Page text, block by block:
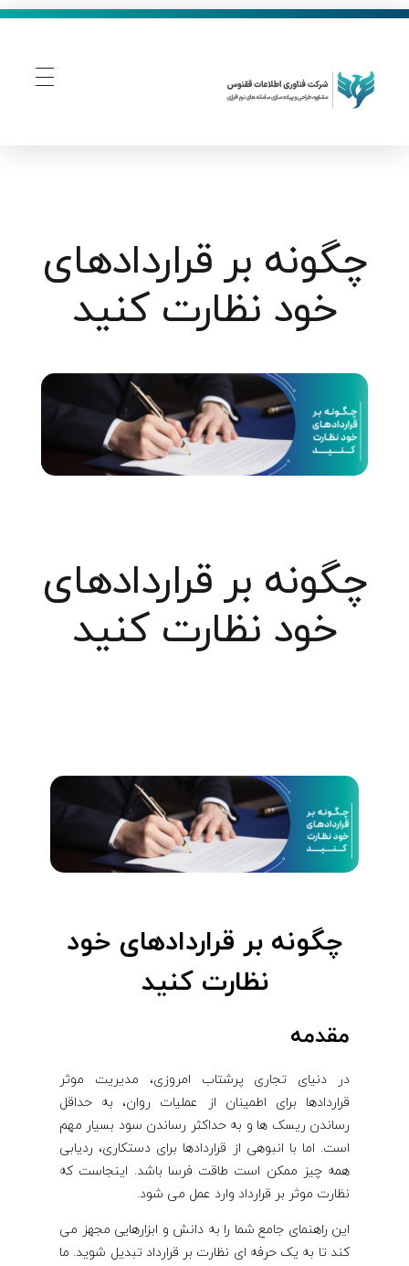
چگونه بر قراردادهای
خود نظارت کنید
چگونه بر قراردادهای
خود نظارت کنید
چگونه بر قراردادهای خود
نظارت کنید
مقدمه
در دنیای تجاری پرشتاب امروزی، مدیریت موثر
قراردادها برای اطمینان از عملیات روان، به حداقل
رساندن ریسک ها و به حداکثر رساندن سود بسیار مهم
است. اما با انبوهی از قراردادها برای دستکاری، ردیابی
همه چیز ممکن است طاقت فرسا باشد. اینجاست که
نظارت موثر بر قرارداد وارد عمل می شود.
این راهنمای جامع شما را به دانش و ابزارهایی مجهز می
کند تا به یک حرفه ای نظارت بر قرارداد تبدیل شوید. ما